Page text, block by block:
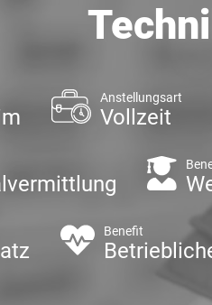
Anstellungsart
Vollzeit
Benefit